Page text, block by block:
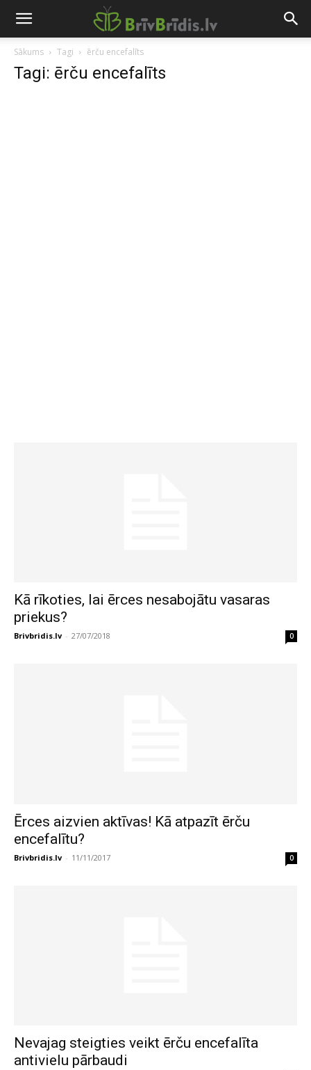
Sākums Tagi ērču encefalīts
Tagi: ērču encefalīts
Kā rīkoties, lai ērces nesabojātu vasaras
priekus?
Brivbridis.lv - 27/07/2018 0
Ērces aizvien aktīvas! Kā atpazīt ērču
encefalītu?
Brivbridis.lv - 11/11/2017 0
Nevajag steigties veikt ērču encefalīta
antivielu pārbaudi